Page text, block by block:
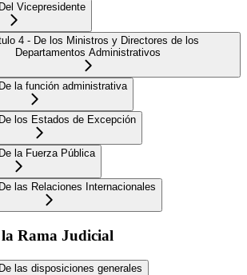
Vicepresidente
4 - De los Ministros y Directores de los
Departamentos Administrativos
la función administrativa
los Estados de Excepción
la Fuerza Pública
las Relaciones Internacionales
Rama Judicial
las disposiciones generales